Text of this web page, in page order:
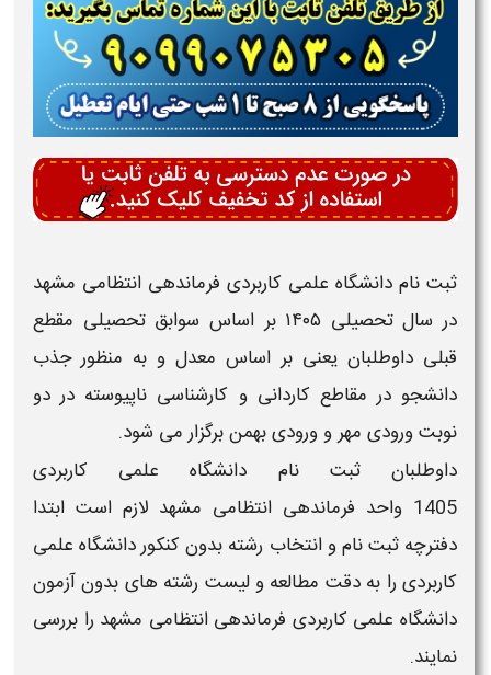
ثبت نام دانشگاه علمی کاربردی فرماندهی انتظامی مشهد
در سال تحصیلی ۱۴۰۵
بر اساس سوابق تحصیلی مقطع
قبلی داوطلبان یعنی بر اساس معدل و به منظور جذب
دانشجو در مقاطع کاردانی و کارشناسی ناپیوسته در دو
نوبت ورودی مهرو ورودیبهمنبرگزار می شود.
داوطلبانثبت نام دانشگاه علمی کاربردی
1405 واحد فرماندهی انتظامی مشهد لازم است ابتدا
دفترچه ثبت نام و انتخاب رشته بدون کنکور دانشگاه علمی
کاربردیرا به دقت مطالعه ولیست رشته های بدون آزمون
دانشگاه علمی کاربردی فرماندهی انتظامی مشهد را بررسی
نمایند.